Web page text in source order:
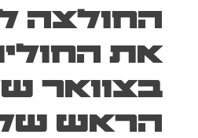
החולצה
את
בצוואר
הראש